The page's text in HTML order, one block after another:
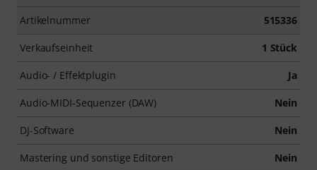
Artikelnummer 515336
Verkaufseinheit 1 Stück
Audio- / Effektplugin Ja
Audio-MIDI-Sequenzer (DAW) Nein
DJ-Software Nein
Mastering und sonstige Editoren Nein